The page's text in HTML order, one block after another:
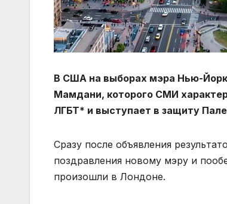
В США на выборах мэра Нью-
Мамдани, которого СМИ
ЛГБТ* и выступает в защиту
Сразу после объявления
поздравления новому мэру и
произошли в Лондоне.